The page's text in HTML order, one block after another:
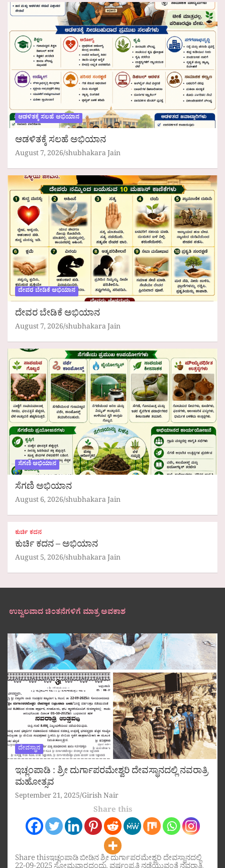
ಆಡಳಿತಕ್ಕೆ ಸಲಹೆ ಅಭಿಯಾನ
ಆಡಳಿತಕ್ಕೆ ಸಲಹೆ ಅಭಿಯಾನ
August 7, 2026 shubhakara Jain
ದೇವರ ಬೇಡಿಕೆ ಅಭಿಯಾನ
ದೇವರ ಬೇಡಿಕೆ ಅಭಿಯಾನ
August 7, 2026 shubhakara Jain
ಸೆಗಣಿ ಅಭಿಯಾನ
ಸೆಗಣಿ ಅಭಿಯಾನ
August 6, 2026 shubhakara Jain
ಕುರ್ಚಿ ಕದನ
ಕುರ್ಚಿ ಕದನ – ಅಭಿಯಾನ
August 5, 2026 shubhakara Jain
ಉಜ್ವಲವಾದ ಚಿಂತನೆಗಳಿಗೆ ಮಾತ್ರ ಅವಕಾಶ
ದೇವಸ್ಥಾನ
ಇಚ್ಲಂಪಾಡಿ : ಶ್ರೀ ದುರ್ಗಾಪರಮೇಶ್ವರಿ ದೇವಸ್ಥಾನದಲ್ಲಿ ನವರಾತ್ರಿ
ಮಹೋತ್ಸವ
September 21, 2025 Girish Nair
Share this
Share thisಇಚ್ಲಂಪಾಡಿ ಬೀಡಿನ ಶ್ರೀ ದುರ್ಗಾಪರಮೇಶ್ವರಿ ದೇವಸ್ಥಾನದಲ್ಲಿ